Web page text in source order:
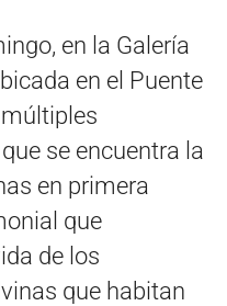
en la Galería
en el Puente
se encuentra la
en primera
que
de los
que habitan